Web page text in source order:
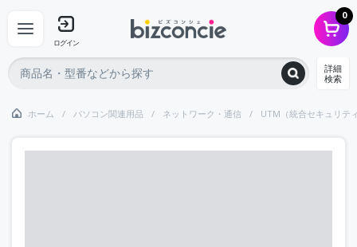
ログイン
0
詳細
検索
ホーム パソコン関連用品 ネットワーク・通信 UTM（統合セキュリテ